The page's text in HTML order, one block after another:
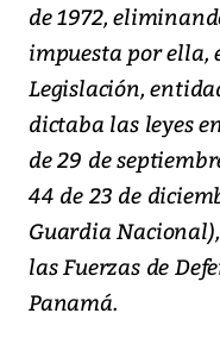
de 1972,
impuesta por ella,
Legislación,
dictaba las leyes
de 29 de
44 de 23 de
Guardia
las Fuerzas de
Panamá.